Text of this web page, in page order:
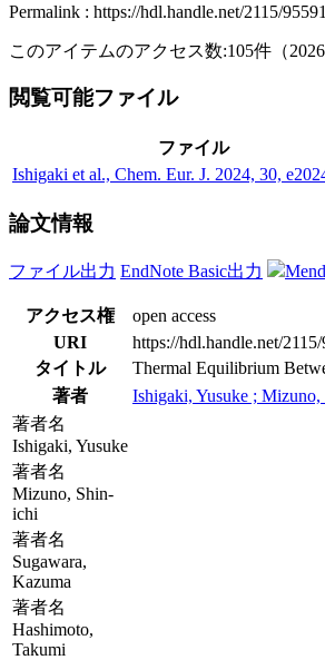
Permalink : https://hdl.handle.net/2115/95591
このアイテムのアクセス数:105件 （
閲覧可能ファイル
ファイル
Ishigaki et al., Chem. Eur. J. 2024, 30,
論文情報
ファイル出力 EndNote Basic出力
アクセス権
open access
URI
https://hdl.handle.net/2115/
タイトル
Thermal Equilibrium
著者
Ishigaki, Yusuke ;
著者名
Ishigaki, Yusuke
著者名
Mizuno, Shin-
ichi
著者名
Sugawara,
Kazuma
著者名
Hashimoto,
Takumi